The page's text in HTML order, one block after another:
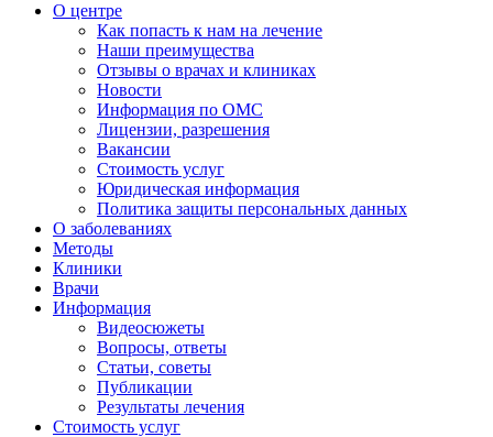
О центре
Как попасть к нам на лечение
Наши преимущества
Отзывы о врачах и клиниках
Новости
Информация по ОМС
Лицензии, разрешения
Вакансии
Стоимость услуг
Юридическая информация
Политика защиты персональных данных
О заболеваниях
Методы
Клиники
Врачи
Информация
Видеосюжеты
Вопросы, ответы
Статьи, советы
Публикации
Результаты лечения
Стоимость услуг